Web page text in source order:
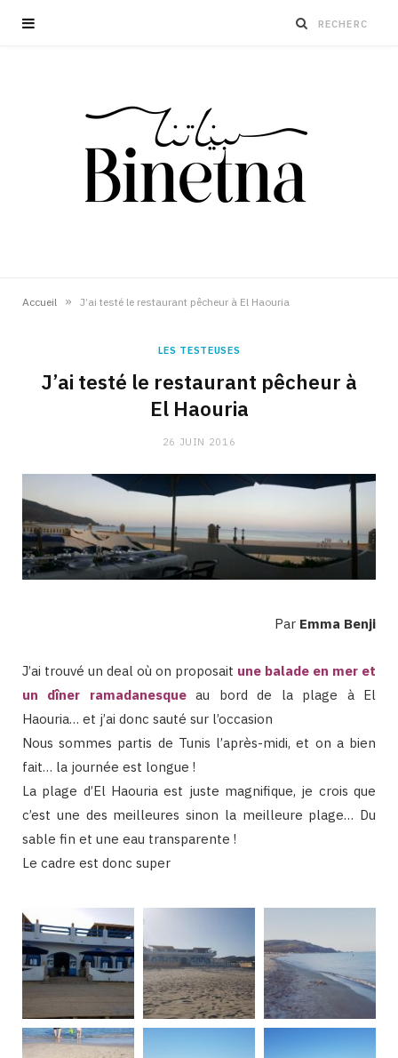
Accueil » J’ai testé le restaurant pêcheur à El Haouria
LES TESTEUSES
J’ai testé le restaurant pêcheur à
El Haouria
26 JUIN 2016
Par Emma Benji
J’ai trouvé un deal où on proposait une balade en mer et
un dîner ramadanesqueau bord de la plage à El
Haouria… et j’ai donc sauté sur l’occasion
Nous sommes partis de Tunis l’après-midi, et on a bien
fait… la journée est longue !
La plage d’El Haouria est juste magnifique, je crois que
c’est une des meilleures sinon la meilleure plage… Du
sable fin et une eau transparente !
Le cadre est donc super